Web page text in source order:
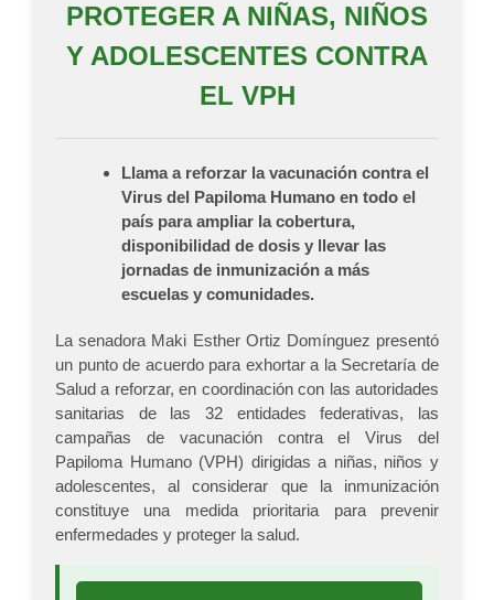
PROTEGER A NIÑAS, NIÑOS
Y ADOLESCENTES CONTRA
EL VPH
Llama a reforzar la vacunación contra el
Virus del Papiloma Humano en todo el
país para ampliar la cobertura,
disponibilidad de dosis y llevar las
jornadas de inmunización a más
escuelas y comunidades.
La senadora Maki Esther Ortiz Domínguez presentó
un punto de acuerdo para exhortar a la Secretaría de
Salud a reforzar, en coordinación con las autoridades
sanitarias de las 32 entidades federativas, las
campañas de vacunación contra el Virus del
Papiloma Humano (VPH) dirigidas a niñas, niños y
adolescentes, al considerar que la inmunización
constituye una medida prioritaria para prevenir
enfermedades y proteger la salud.